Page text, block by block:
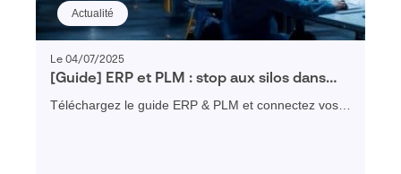
Actualité
Le 04/07/2025
[Guide] ERP et PLM : stop aux silos dans
l’industrie !
Téléchargez le guide ERP & PLM et connectez vos